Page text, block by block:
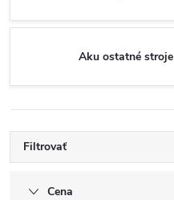
Aku ostatné stroje
Filtrovať
Cena